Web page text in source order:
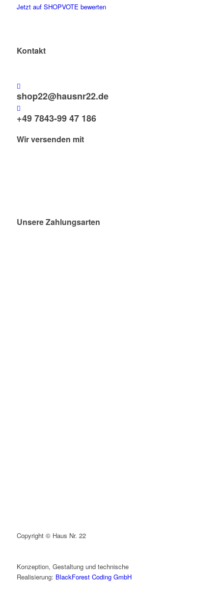
Jetzt auf SHOPVOTE bewerten
Kontakt
shop22@hausnr22.de
+49 7843-99 47 186
Wir versenden mit
Unsere Zahlungsarten
Copyright © Haus Nr. 22
Konzeption, Gestaltung und technische
Realisierung: BlackForest Coding GmbH